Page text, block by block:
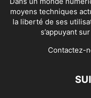
moyens techniques
la liberté de ses
s’appuyant
Contactez-